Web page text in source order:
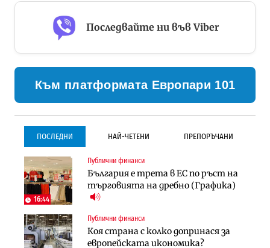
Последвайте ни във Viber
Към платформата Европари 101
ПОСЛЕДНИ НАЙ-ЧЕТЕНИ ПРЕПОРЪЧАНИ
16:44
Публични финанси
България е трета в ЕС по ръст на
търговията на дребно (Графика)
Публични финанси
Коя страна с колко допринася за
европейската икономика?
Градоустройство
Столична община избра
изпълнител за преместването на
трамвайното трасе по бул.
Инфраструктура
Проектирането на тунела под
Инфраструктура
Проектирането на тунела под
Петрохан ще върви паралелно с
екологичните оценки
Компании
„Хювефарма“ подписа договор за
придобиване на Euroapi Italy